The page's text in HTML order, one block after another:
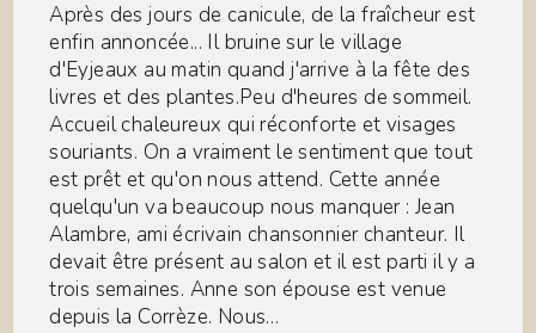
Après des jours de canicule, de la fraîcheur est
enfin annoncée... Il bruine sur le village
d'Eyjeaux au matin quand j'arrive à la fête des
livres et des plantes.Peu d'heures de sommeil.
Accueil chaleureux qui réconforte et visages
souriants. On a vraiment le sentiment que tout
est prêt et qu'on nous attend. Cette année
quelqu'un va beaucoup nous manquer : Jean
Alambre, ami écrivain chansonnier chanteur. Il
devait être présent au salon et il est parti il y a
trois semaines. Anne son épouse est venue
depuis la Corrèze. Nous…